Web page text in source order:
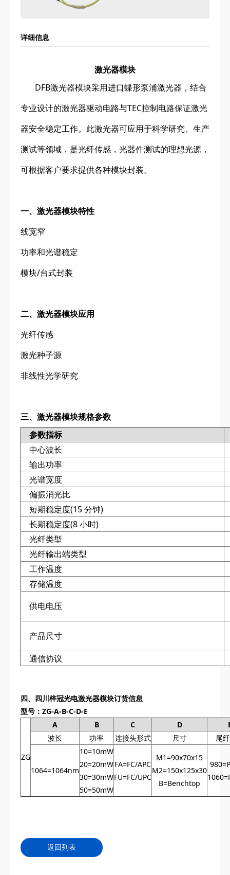
详细信息
激光器模块
DFB激光器模块采用进口蝶形泵浦激光器，结合
专业设计的激光器驱动电路与TEC控制电路保证激光
器安全稳定工作。此激光器可应用于科学研究、生产
测试等领域，是光纤传感，光器件测试的理想光源，
可根据客户要求提供各种模块封装。
一、激光器模块特性
线宽窄
功率和光谱稳定
模块/台式封装
二、激光器模块应用
光纤传感
激光种子源
非线性光学研究
三、激光器模块规格参数
参数指标
中心波长
输出功率
光谱宽度
偏振消光比
短期稳定度(15 分钟)
长期稳定度(8 小时)
光纤类型
光纤输出端类型
工作温度
存储温度
供电电压
产品尺寸
通信协议
四、 四川梓冠光电激光器模块订货信息
型号：ZG‌‌-A-B-C-D-E
ZG
A B C D
波长
功率 连接头形式 尺寸 尾
1064=1064nm
10=10mW
20=20mW
30=30mW
50=50mW
FA=FC/APC
FU=FC/UPC
M1=90x70x15
M2=150x125x30
B=Benchtop
返回列表